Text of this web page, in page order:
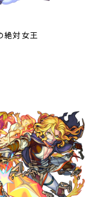
絶対女王